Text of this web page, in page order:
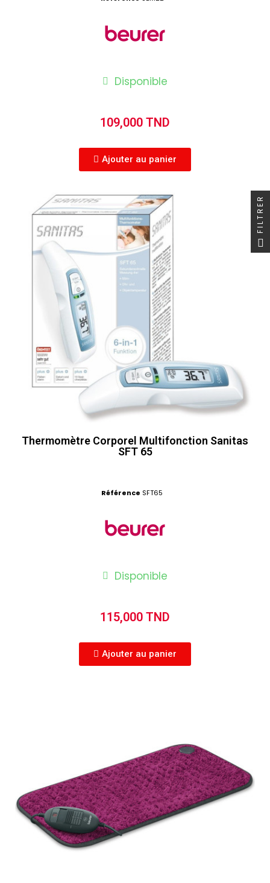
Disponible
109,000 TND
Ajouter au panier
Thermomètre Corporel Multifonction Sanitas
SFT 65
Référence SFT65
Disponible
115,000 TND
Ajouter au panier
FILTRER